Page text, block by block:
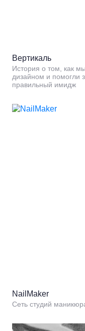
Вертикаль
История о том, как
дизайном и помогли
правильный имидж
NailMaker
Сеть студий